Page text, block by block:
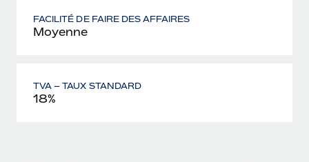
FACILITÉ DE FAIRE DES AFFAIRES
Moyenne
TVA – TAUX STANDARD
18%